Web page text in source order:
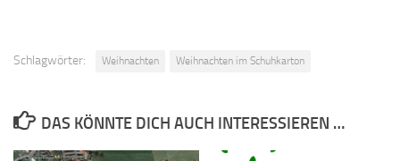
Schlagwörter: Weihnachten Weihnachten im Schuhkarton
DAS KÖNNTE DICH AUCH INTERESSIEREN …